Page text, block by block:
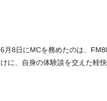
6月8日にMCを務めたのは、
けに、自身の体験談を交えた軽